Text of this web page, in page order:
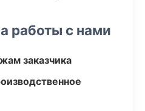
работы с нами
заказчика